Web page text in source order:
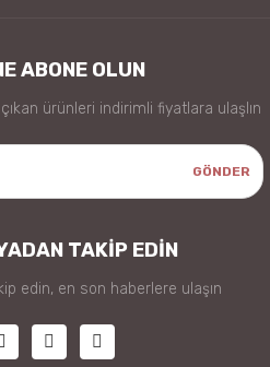
ABONE OLUN
ürünleri indirimli fiyatlara ulaşlın
GÖNDER
TAKİP EDİN
edin, en son haberlere ulaşın